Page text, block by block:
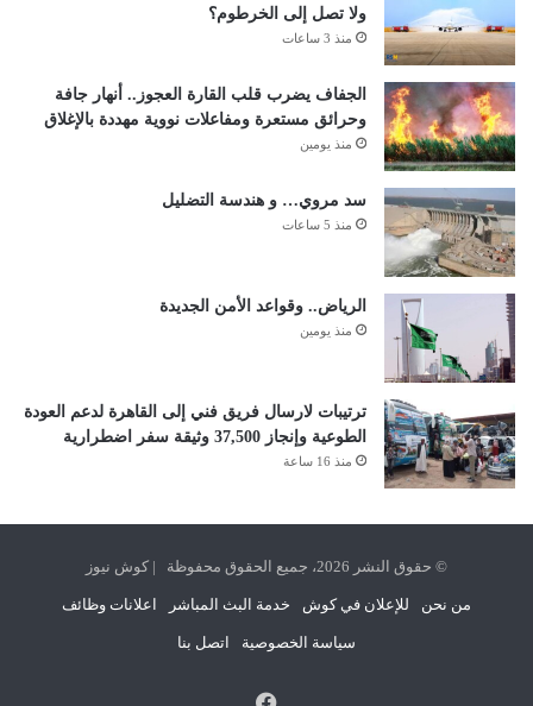
ولا تصل إلى الخرطوم؟
منذ 3 ساعات
الجفاف يضرب قلب القارة العجوز.. أنهار جافة
وحرائق مستعرة ومفاعلات نووية مهددة بالإغلاق
منذ يومين
سد مروي… و هندسة التضليل
منذ 5 ساعات
الرياض.. وقواعد الأمن الجديدة
منذ يومين
ترتيبات لارسال فريق فني إلى القاهرة لدعم العودة
الطوعية وإنجاز 37,500 وثيقة سفر اضطرارية
منذ 16 ساعة
© حقوق النشر 2026، جميع الحقوق محفوظة | كوش نيوز
من نحن للإعلان في كوش خدمة البث المباشر اعلانات وظائف
سياسة الخصوصية اتصل بنا